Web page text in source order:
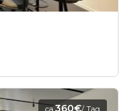
ca.360€/ Tag